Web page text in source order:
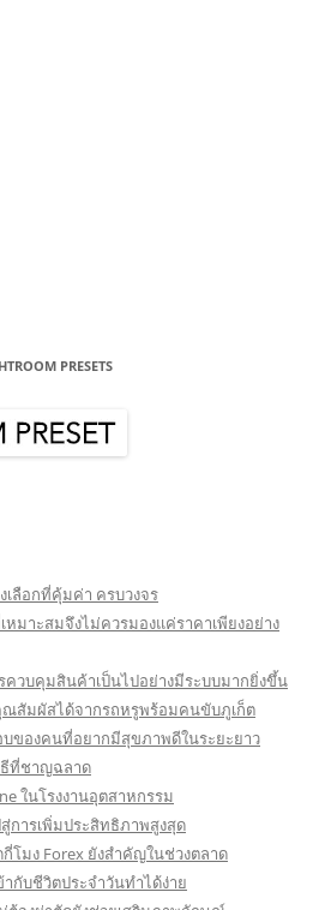
PRESETS
เลือกที่คุ้มค่า ครบวงจร
หมาะสมจึงไม่ควรมองแค่ราคาเพียงอย่าง
วบคุมสินค้าเป็นไปอย่างมีระบบมากยิ่งขึ้น
สัมผัสได้จากรถหรูพร้อมคนขับภูเก็ต
บของคนที่อยากมีสุขภาพดีในระยะยาว
ที่ชาญฉลาด
ในโรงงานอุตสาหกรรม
การเพิ่มประสิทธิภาพสูงสุด
กี่โมง Forex ยังสำคัญในช่วงตลาด
กับชีวิตประจำวันทำได้ง่าย